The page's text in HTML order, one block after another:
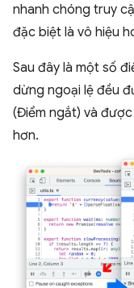
nhanh chóng truy
đặc biệt là vô hiệu
Sau đây là một số
dừng ngoại lệ đều
(Điểm ngắt) và
hơn.